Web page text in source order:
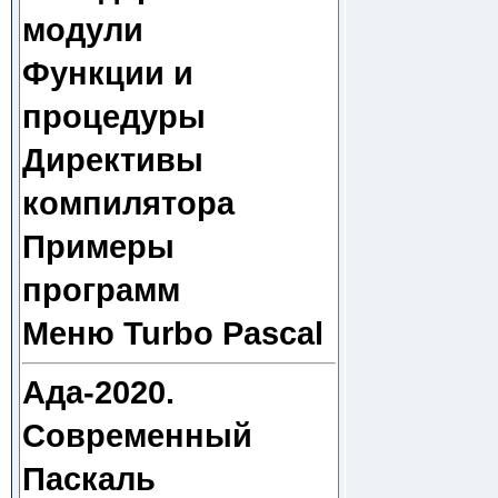
модули
Функции и
процедуры
Директивы
компилятора
Примеры
программ
Меню Turbo Pascal
Ада-2020.
Современный
Паскаль